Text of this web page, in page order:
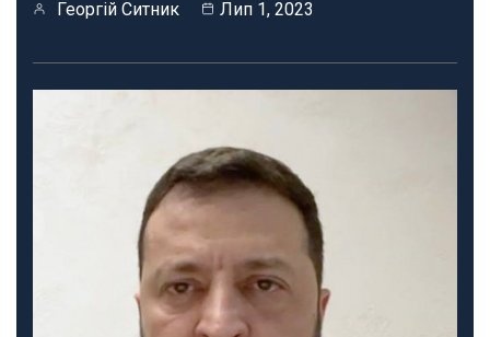
Георгій Ситник Лип 1, 2023